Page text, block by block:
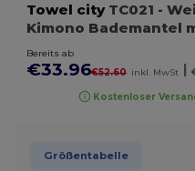
Towel cityTC021 -
Kimono Bademantel
Bereits ab
€33.96€52.60 inkl. MwSt |
Kostenloser
Größentabelle